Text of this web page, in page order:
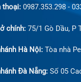
0987.353.298 -
chính:75/1 Gò Dầu, P
Hà Nội:Tòa nhà
Đà Nẵng:Số 05